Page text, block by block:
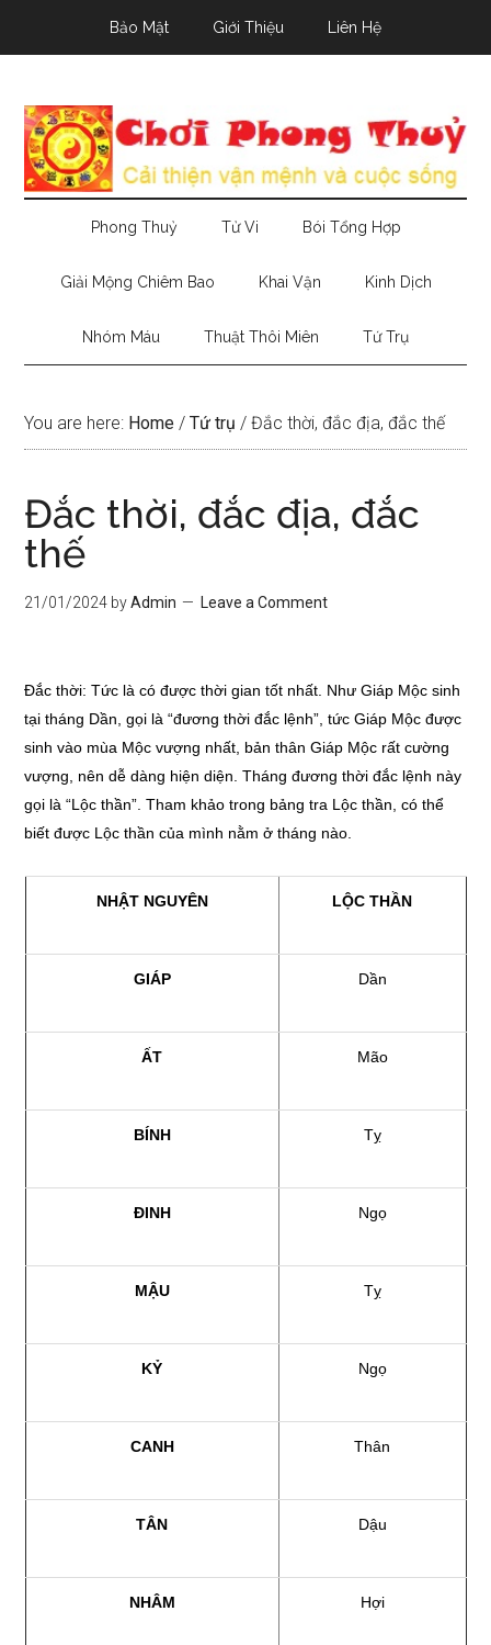
Bảo Mật Giới Thiệu Liên Hệ
Phong Thuỷ Tử Vi Bói Tổng Hợp
Giải Mộng Chiêm Bao Khai Vận Kinh Dịch
Nhóm Máu Thuật Thôi Miên Tứ Trụ
You are here: Home / Tứ trụ / Đắc thời, đắc địa, đắc thế
Đắc thời, đắc địa, đắc
thế
21/01/2024 byAdmin Leave a Comment
Đắc thời: Tức là có được thời gian tốt nhất. Như Giáp Mộc sinh
tại tháng Dần, gọi là “đương thời đắc lệnh”, tức Giáp Mộc được
sinh vào mùa Mộc vượng nhất, bản thân Giáp Mộc rất cường
vượng, nên dễ dàng hiện diện. Tháng đương thời đắc lệnh này
gọi là “Lộc thần”. Tham khảo trong bảng tra Lộc thần, có thể
biết được Lộc thần của mình nằm ở tháng nào.
NHẬT NGUYÊN LỘC THẦN
GIÁP Dần
ẤT Mão
BÍNH Tỵ
ĐINH Ngọ
MẬU Tỵ
KỶ Ngọ
CANH Thân
TÂN Dậu
NHÂM Hợi